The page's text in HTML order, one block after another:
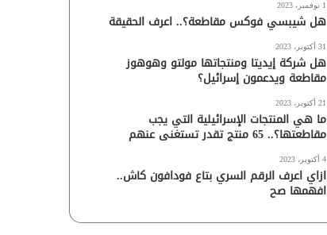
1 نوفمبر، 2023
هل شيبسي فوكس مقاطعة؟.. اعرف الحقيقة
31 أكتوبر، 2023
هل شركة إيديتا ومنتجاتها مولتو وهوهوز
مقاطعة ويدعمون إسرائيل؟
21 أكتوبر، 2023
ما هي المنتجات الإسرائيلية التي يجب
مقاطعتها؟.. 65 منتج تقدر تستغنى عنهم
4 أكتوبر، 2023
ازاي اعرف الرقم السري بتاع فودافون كاش..
افهمها صح